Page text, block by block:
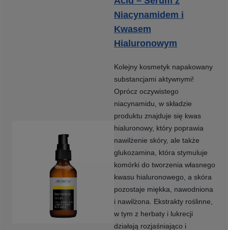
Niacynamidem i
Kwasem
Hialuronowym
Kolejny kosmetyk napakowany
substancjami aktywnymi!
Oprócz oczywistego
niacynamidu, w składzie
produktu znajduje się kwas
hialuronowy, który poprawia
nawilżenie skóry, ale także
glukozamina, która stymuluje
komórki do tworzenia własnego
kwasu hialuronowego, a skóra
pozostaje miękka, nawodniona
i nawilżona. Ekstrakty roślinne,
w tym z herbaty i lukrecji
działają rozjaśniająco i